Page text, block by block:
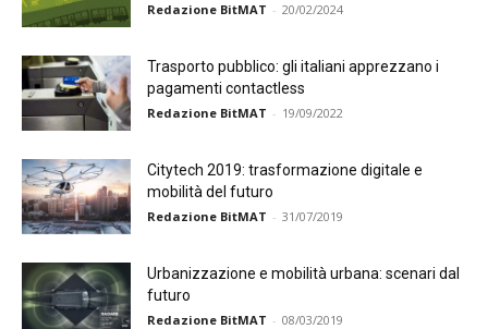
Redazione BitMAT - 20/02/2024
Trasporto pubblico: gli italiani apprezzano i
pagamenti contactless
Redazione BitMAT - 19/09/2022
Citytech 2019: trasformazione digitale e
mobilità del futuro
Redazione BitMAT - 31/07/2019
Urbanizzazione e mobilità urbana: scenari dal
futuro
Redazione BitMAT - 08/03/2019